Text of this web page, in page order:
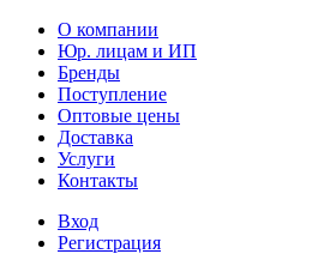
О компании
Юр. лицам и ИП
Бренды
Поступление
Оптовые цены
Доставка
Услуги
Контакты
Вход
Регистрация